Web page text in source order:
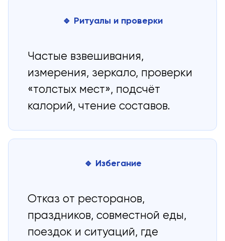
🔹 Ритуалы и проверки
Частые взвешивания,
измерения, зеркало, проверки
«толстых мест», подсчёт
калорий, чтение составов.
🔹 Избегание
Отказ от ресторанов,
праздников, совместной еды,
поездок и ситуаций, где